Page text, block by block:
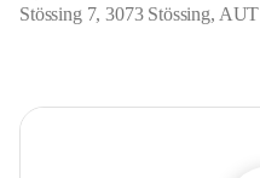
Stössing 7, 3073 Stössing, AUT